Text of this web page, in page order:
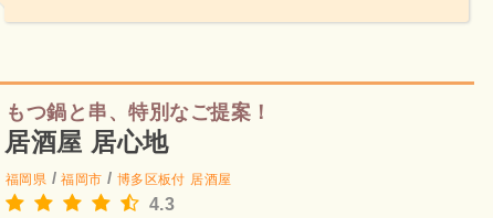
もつ鍋と串、特別なご提案！
居酒屋 居心地
福岡県 /福岡市 / 博多区板付 居酒屋
4.3